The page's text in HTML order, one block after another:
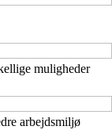
muligheder
arbejdsmiljø